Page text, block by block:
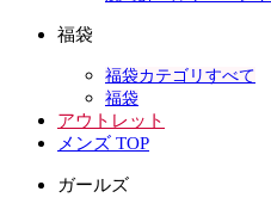
福袋
福袋カテゴリすべて
福袋
アウトレット
メンズ TOP
ガールズ